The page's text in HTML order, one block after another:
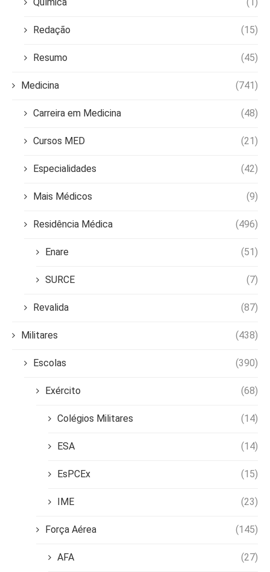
Redação (15)
Resumo (45)
Medicina (741)
Carreira em Medicina (48)
Cursos MED (21)
Especialidades (42)
Mais Médicos (9)
Residência Médica (496)
Enare (51)
SURCE (7)
Revalida (87)
Militares (438)
Escolas (390)
Exército (68)
Colégios Militares (14)
ESA (14)
EsPCEx (15)
IME (23)
Força Aérea (145)
AFA (27)